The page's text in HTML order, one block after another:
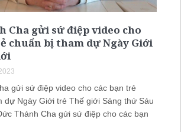
Cha gửi sứ điệp video cho
chuẩn bị tham dự Ngày Giới
gửi sứ điệp video cho các bạn trẻ
dự Ngày Giới trẻ Thế giới Sáng thứ Sáu
Thánh Cha gửi sứ điệp cho các bạn